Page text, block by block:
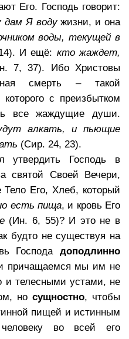
Его. Господь говорит:
дам Я водужизни, и она
воды, текущей в
И ещё: кто жаждет,
7, 37). Ибо Христовы
смерть – такой
с преизбытком
все жаждущие души.
алкать, и пьющие
(Сир. 24, 23).
утвердить Господь в
святой Своей Вечери,
Тело Его, Хлеб, который
есть пища, и кровь Его
(Ин. 6, 55)? И это не в
будто не существуя на
Господа доподлинно
причащаемся мы им не
и телесными устами, не
но сущностно, чтобы
пищей и истинным
во всей его